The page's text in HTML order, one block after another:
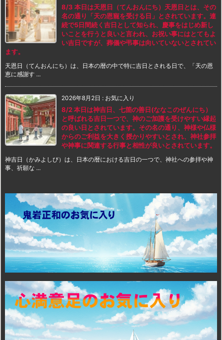
8/3 本日は天恩日（てんおんにち）天恩日とは、その
名の通り「天の恩寵を受ける日」とされています。連
続で5日間続く吉日として知られ、慶事をはじめ新し
いことを行うと良いと言われ、お祝い事にはとてもよ
い吉日ですが、葬儀や弔事は向いていないとされてい
ます。
天恩日（てんおんにち）は、日本の暦の中で特に吉日とされる日で、「天の恩
恵に感謝す ...
2026年8月2日 : お気に入り
8/2 本日は神吉日、七箇の善日(ななこのぜんにち）
と呼ばれる吉日一つで、神のご加護を受けやすい縁起
の良い日とされています。その名の通り、神様や仏様
からのご利益を大きく授かりやすいとされ、神社参拝
や神事に関連する行事と相性が良いとされています。
神吉日（かみよしび）は、日本の暦における吉日の一つで、神社への参拝や神
事、祈願な ...